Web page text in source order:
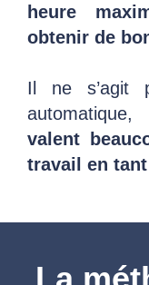
heure
obtenir de
Il ne s’agit
valent
travail en